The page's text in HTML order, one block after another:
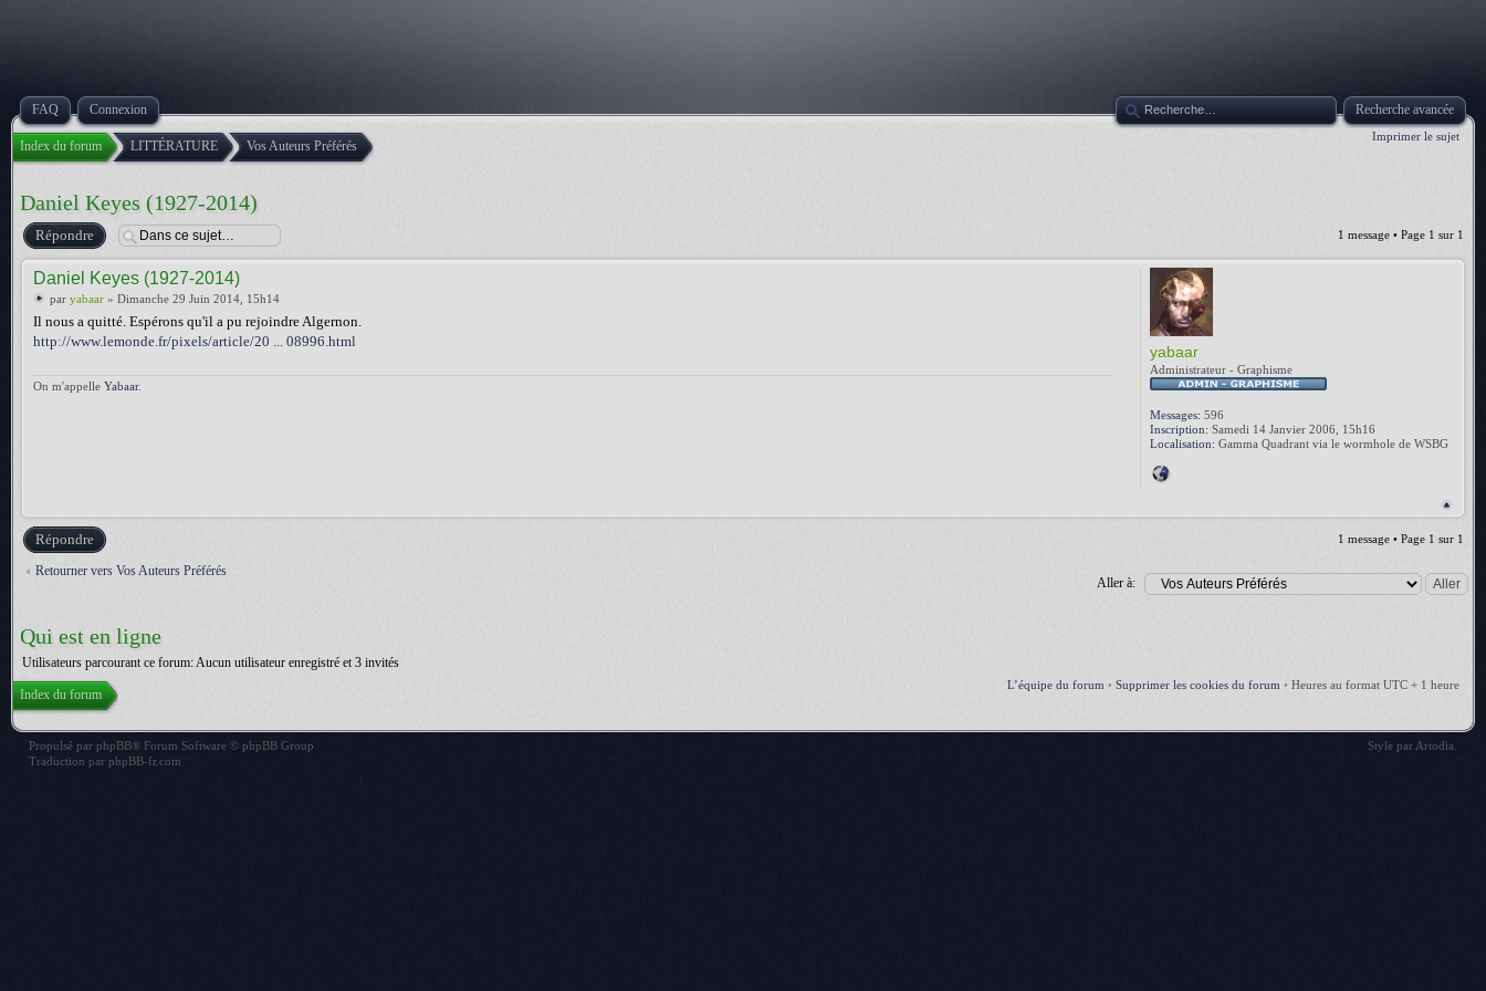
FAQ Connexion Recherche avancée
Imprimer le sujet
Index du forum LITTÉRATURE Vos Auteurs Préférés
Daniel Keyes (1927-2014)
Répondre 1 message • Page 1 sur 1
Daniel Keyes (1927-2014)
par yabaar » Dimanche 29 Juin 2014, 15h14
Il nous a quitté. Espérons qu'il a pu rejoindre Algernon.
http://www.lemonde.fr/pixels/article/20 ... 08996.html
On m'appelle Yabaar.
yabaar
Administrateur - Graphisme
Messages: 596
Inscription: Samedi 14 Janvier 2006, 15h16
Localisation: Gamma Quadrant via le wormhole de WSBG
Répondre 1 message • Page 1 sur 1
Retourner vers Vos Auteurs Préférés
Aller à:
Qui est en ligne
Utilisateurs parcourant ce forum: Aucun utilisateur enregistré et 3 invités
L’équipe du forum • Supprimer les cookies du forum • Heures au format UTC + 1 heure
Index du forum
Propulsé par phpBB® Forum Software © phpBB Group
Traduction par phpBB-fr.com
Style par Artodia